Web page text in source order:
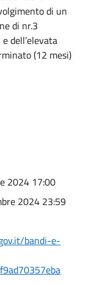
di un
di nr.3
dell’elevata
(12 mesi)
2024 17:00
2024 23:59
bandi-e-